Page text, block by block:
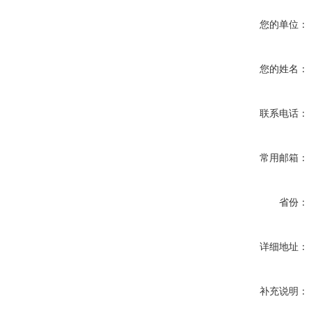
您的单位：
您的姓名：
联系电话：
常用邮箱：
省份：
详细地址：
补充说明：